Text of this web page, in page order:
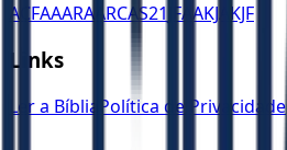
ACFAAARA ARCAS21 JFAAKJA KJF
Links
Ler a Bíblia Política de Privacidade